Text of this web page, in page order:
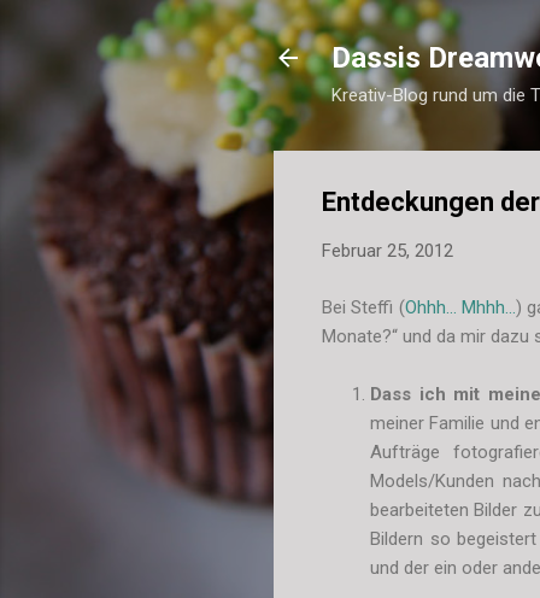
Dassis
Kreativ-Blog rund um die
Entdeckungen
Februar 25, 2012
Bei Steffi (Ohhh... Mhhh... )
Monate?“ und da mir
Dass ich mit
meiner Familie und
Aufträge
Models/Kunden
bearbeiteten Bilder
Bildern so
und der ein oder